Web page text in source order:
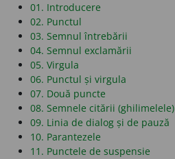
01. Introducere
02. Punctul
03. Semnul întrebării
04. Semnul exclamării
05. Virgula
06. Punctul și virgula
07. Două puncte
08. Semnele citării (ghilimelele)
09. Linia de dialog și de pauză
10. Parantezele
11. Punctele de suspensie